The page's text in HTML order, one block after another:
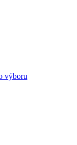
výboru